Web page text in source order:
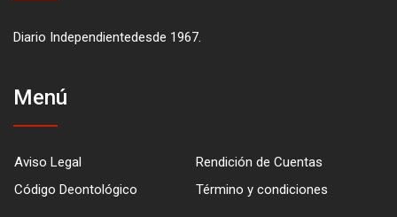
Diario Independientedesde 1967.
Menú
Aviso Legal
Rendición de Cuentas
Código Deontológico
Término y condiciones